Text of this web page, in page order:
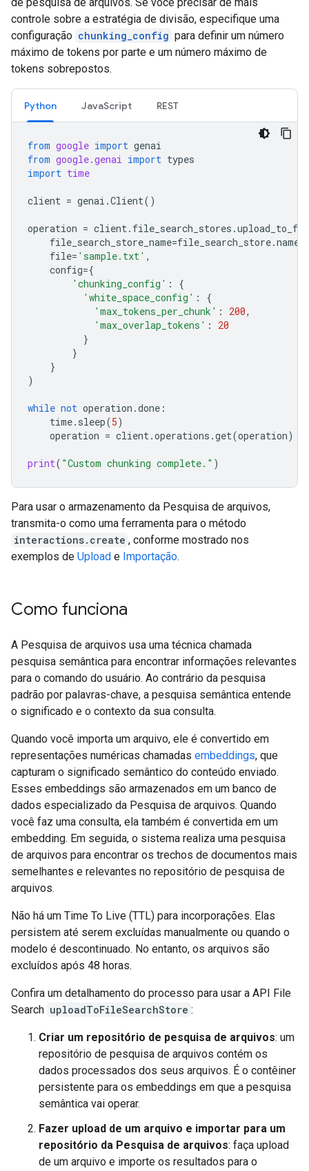
controle sobre a estratégia de divisão, especifique uma
configuração chunking_config para definir um número
máximo de tokens por parte e um número máximo de
tokens sobrepostos.
Python JavaScript REST
from google import genai
from google.genai import types
import time
client = genai .Client()
operation = client. file_search_stores .
file_search_store_name=file_search_store.name
file= 'sample.txt' ,
config={
'chunking_config' :
{
'white_space_config' :
{
'max_tokens_per_chunk' : 200,
'max_overlap_tokens' :
20
}
}
}
)
while not operation .done :
time. sleep(5)
operation = client.operations .get(operation)
print( "Custom chunking complete." )
Para usar o armazenamento da Pesquisa de arquivos,
transmita-o como uma ferramenta para o método
interactions.create , conforme mostrado nos
exemplos de Upload e Importação.
Como funciona
A Pesquisa de arquivos usa uma técnica chamada
pesquisa semântica para encontrar informações relevantes
para o comando do usuário. Ao contrário da pesquisa
padrão por palavras-chave, a pesquisa semântica entende
o significado e o contexto da sua consulta.
Quando você importa um arquivo, ele é convertido em
representações numéricas chamadas embeddings, que
capturam o significado semântico do conteúdo enviado.
Esses embeddings são armazenados em um banco de
dados especializado da Pesquisa de arquivos. Quando
você faz uma consulta, ela também é convertida em um
embedding. Em seguida, o sistema realiza uma pesquisa
de arquivos para encontrar os trechos de documentos mais
semelhantes e relevantes no repositório de pesquisa de
arquivos.
Não há um Time To Live (TTL) para incorporações. Elas
persistem até serem excluídas manualmente ou quando o
modelo é descontinuado. No entanto, os arquivos são
excluídos após 48 horas.
Confira um detalhamento do processo para usar a API File
Search uploadToFileSearchStore :
Criar um repositório de pesquisa de arquivos: um
repositório de pesquisa de arquivos contém os
dados processados dos seus arquivos. É o contêiner
persistente para os embeddings em que a pesquisa
semântica vai operar.
Fazer upload de um arquivo e importar para um
repositório da Pesquisa de arquivos: faça upload
de um arquivo e importe os resultados para o